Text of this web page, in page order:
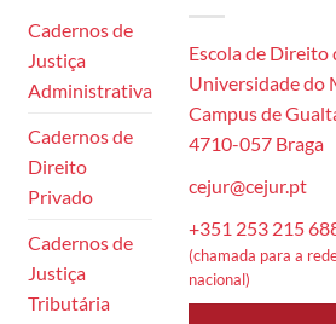
Cadernos de
Justiça
Administrativa
Cadernos de
Direito
Privado
Cadernos de
Justiça
Tributária
Escola de Direito
Universidade do
Campus de
4710-057 Braga
cejur@cejur.pt
+351 253 215
(chamada para a
nacional)